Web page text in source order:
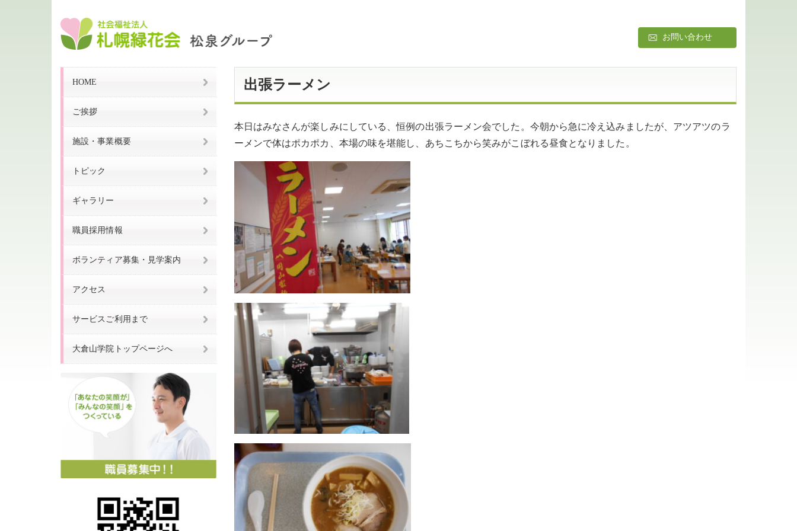
お問い合わせ
HOME
ご挨拶
施設・事業概要
トピック
ギャラリー
職員採用情報
ボランティア募集・見学案内
アクセス
サービスご利用まで
大倉山学院トップページへ
出張ラーメン
本日はみなさんが楽しみにしている、恒例の出張ラーメン会でした。今朝から急に冷え込みましたが、アツアツのラ
ーメンで体はポカポカ、本場の味を堪能し、あちこちから笑みがこぼれる昼食となりました。